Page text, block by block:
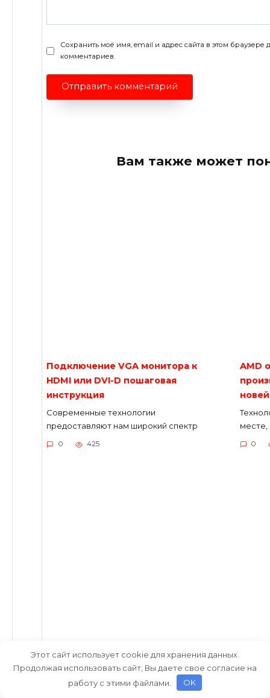
Сохранить моё имя, email и адрес сайта в этом
комментариев.
Вам также может
Подключение VGA монитора к
HDMI или DVI-D пошаговая
инструкция
Современные технологии
предоставляют нам широкий спектр
0 425
AMD
месте,
0
Полное руководство по
разрешениями для общего
Этот сайт использует cookie для хранения данных.
Продолжая использовать сайт, Вы даете свое согласие на
работу с этими файлами.
OK